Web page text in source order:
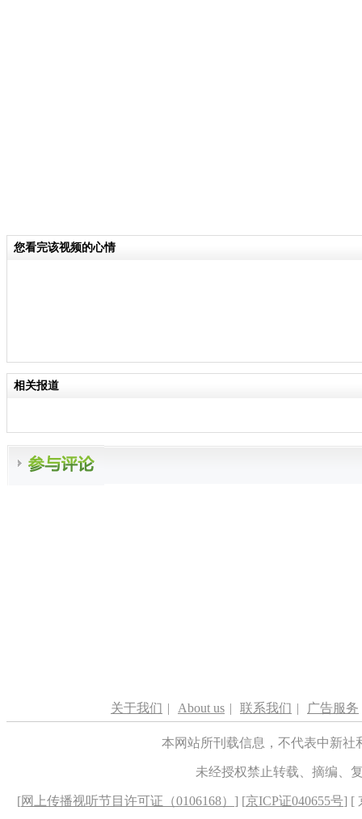
您看完该视频的心情
相关报道
关于我们 | About us | 联系我们 | 广告服务
本网站所刊载信息，不代表中新
未经授权禁止转载、摘编、
[网上传播视听节目许可证（0106168） ] [京ICP证040655号] [